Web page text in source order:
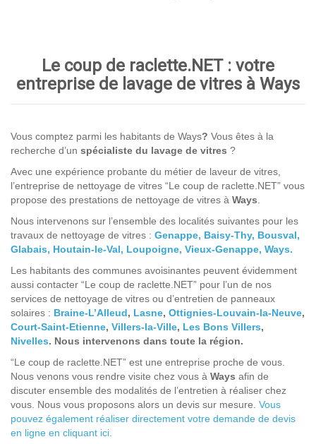
Le coup de raclette.NET : votre
entreprise de lavage de vitres à Ways
Vous comptez parmi les habitants de Ways? Vous êtes à la
recherche d’un spécialiste du lavage de vitres ?
Avec une expérience probante du métier de laveur de vitres,
l’entreprise de nettoyage de vitres “Le coup de raclette.NET” vous
propose des prestations de nettoyage de vitres à Ways.
Nous intervenons sur l’ensemble des localités suivantes pour les
travaux de nettoyage de vitres : Genappe, Baisy-Thy, Bousval,
Glabais, Houtain-le-Val, Loupoigne, Vieux-Genappe, Ways.
Les habitants des communes avoisinantes peuvent évidemment
aussi contacter “Le coup de raclette.NET” pour l’un de nos
services de nettoyage de vitres ou d’entretien de panneaux
solaires : Braine-L’Alleud, Lasne, Ottignies-Louvain-la-Neuve,
Court-Saint-Etienne, Villers-la-Ville, Les Bons Villers,
Nivelles. Nous intervenons dans toute la région.
“Le coup de raclette.NET” est une entreprise proche de vous.
Nous venons vous rendre visite chez vous à Ways afin de
discuter ensemble des modalités de l’entretien à réaliser chez
vous. Nous vous proposons alors un devis sur mesure. Vous
pouvez également réaliser directement votre demande de devis
en ligne en cliquant ici.